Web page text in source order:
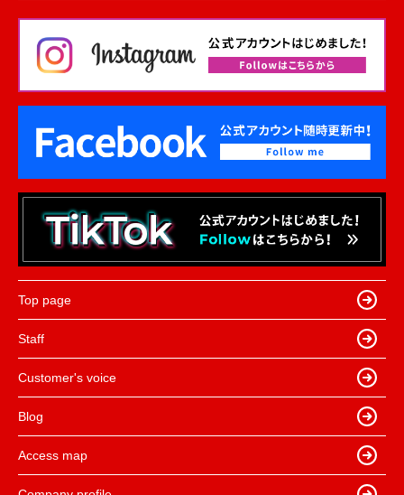
Top page
Staff
Customer's voice
Blog
Access map